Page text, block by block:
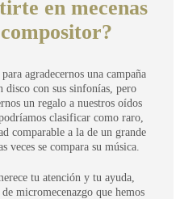
en mecenas
agradecernos una campaña
disco con sus sinfonías, pero
un regalo a nuestros oídos
clasificar como raro,
comparable a la de un grande
veces se compara su música.
tu atención y tu ayuda,
micromecenazgo que hemos